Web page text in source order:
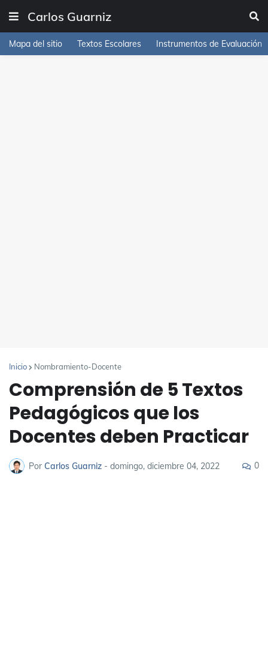
Carlos Guarniz
Mapa del sitio Textos Escolares Instrumentos de Evaluación
Inicio Nombramiento-Docente
Comprensión de 5 Textos
Pedagógicos que los
Docentes deben Practicar
Por Carlos Guarniz - domingo, diciembre 04, 2022 0